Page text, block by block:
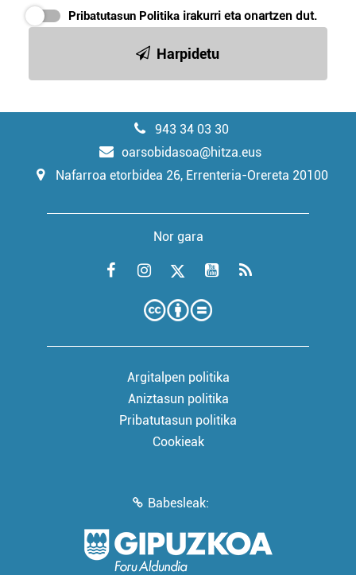
Pribatutasun Politika irakurri eta onartzen dut.
Harpidetu
943 34 03 30
oarsobidasoa@hitza.eus
Nafarroa etorbidea 26, Errenteria-Orereta 20100
Nor gara
Argitalpen politika
Aniztasun politika
Pribatutasun politika
Cookieak
Babesleak: